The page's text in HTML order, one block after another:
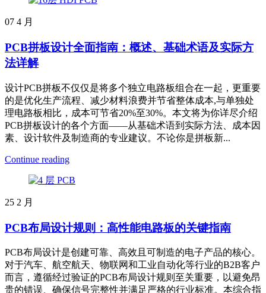
07 4 月
PCB拼板设计全面指南：概述、基础术语及实际方
法详解
设计PCB拼板不仅仅是将多个独立电路板组合在一起，更重要
的是优化生产流程、减少材料浪费并节省整体成本,与单独处
理电路板相比，成本可节省20%至30%。本文将为你详尽介绍
PCB拼板设计的各个方面——从基础术语到实际方法、成本因
素、设计软件及制造商的专业建议。不论你是拼板新...
Continue reading
25 2 月
PCB布局设计规则：高性能电路板的关键指南
PCB布局设计是创建可靠、高效且可制造的电子产品的核心。
对于汽车、航空航天、物联网和工业自动化等行业的B2B客户
而言，遵循经过验证的PCB布局设计规则至关重要，以避免昂
贵的错误、确保信号完整性并满足严格的行业标准。本综合指